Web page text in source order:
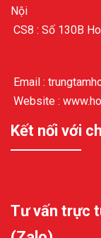
Nội
CS8 : Số 130B
Email :
Website :
Kết nối với
Tư vấn trực